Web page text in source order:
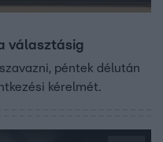
választásig
péntek délután
kérelmét.